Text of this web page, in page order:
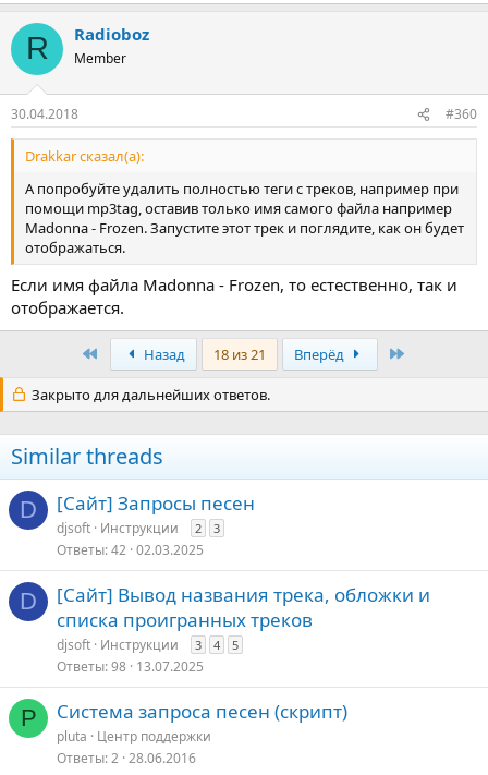
R Radioboz
Member
30.04.2018 #360
Drakkar сказал(а):
А попробуйте удалить полностью теги с треков, например при
помощи mp3tag, оставив только имя самого файла например
Madonna - Frozen. Запустите этот трек и поглядите, как он будет
отображаться.
Если имя файла Madonna - Frozen, то естественно, так и
отображается.
ПервыйНазад 18 из 21 Вперёд
Закрыто для дальнейших ответов.
Similar threads
D [Сайт] Запросы песен
djsoft Инструкции 2 3
Ответы 42 02.03.2025
D
[Сайт] Вывод названия трека, обложки и
списка проигранных треков
djsoft Инструкции 3 4 5
Ответы 98 13.07.2025
P Система запроса песен (скрипт)
pluta
Центр поддержки
Ответы 2 28.06.2016